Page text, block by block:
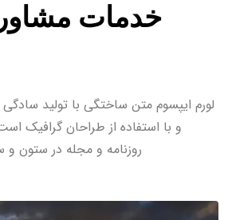
خدمات
لورم ایپسوم متن ساختگی با تولید
و با استفاده از طراحان گرافیک
روزنامه و مجله در ستون و